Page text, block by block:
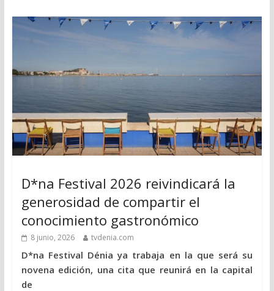
D*na Festival 2026 reivindicará la
generosidad de compartir el
conocimiento gastronómico
8 junio, 2026 tvdenia.com
D*na Festival Dénia ya trabaja en la que será su
novena edición, una cita que reunirá en la capital
de